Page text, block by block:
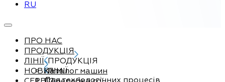
RU
ПРО НАС
ПРОДУКЦІЯ
ПРОДУКЦІЯ
Каталог машин
Для технологічних процесів
ЛІНІЇ
ЛІНІЇ
НОВИНИ